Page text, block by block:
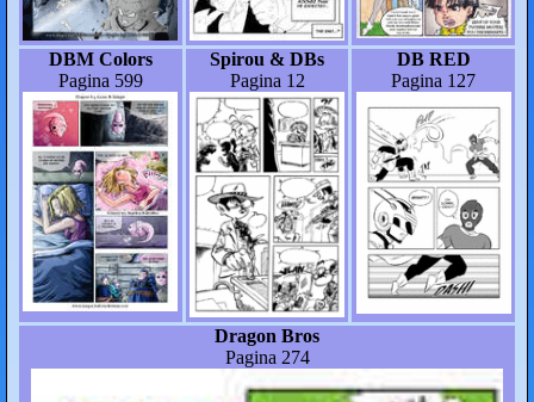
DBM Colors
Pagina 599
Spirou & DBs
Pagina 12
DB RED
Pagina 127
Dragon Bros
Pagina 274